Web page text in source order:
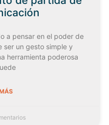
a pensar en el poder de
ser un gesto simple y
herramienta poderosa